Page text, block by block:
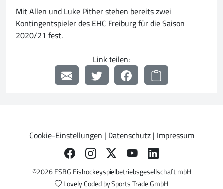
Mit Allen und Luke Pither stehen bereits zwei
Kontingentspieler des EHC Freiburg für die Saison
2020/21 fest.
Link teilen:
Cookie-Einstellungen | Datenschutz| Impressum
©2026 ESBG Eishockeyspielbetriebsgesellschaft mbH
Lovely Coded bySports Trade GmbH